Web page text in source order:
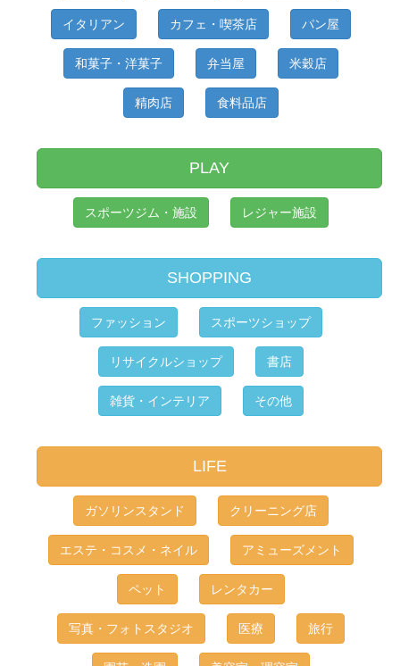
イタリアン カフェ・喫茶店 パン屋
和菓子・洋菓子 弁当屋 米穀店
精肉店 食料品店
PLAY
スポーツジム・施設 レジャー施設
SHOPPING
ファッション スポーツショップ
リサイクルショップ 書店
雑貨・インテリア その他
LIFE
ガソリンスタンド クリーニング店
エステ・コスメ・ネイル アミューズメント
ペット レンタカー
写真・フォトスタジオ 医療 旅行